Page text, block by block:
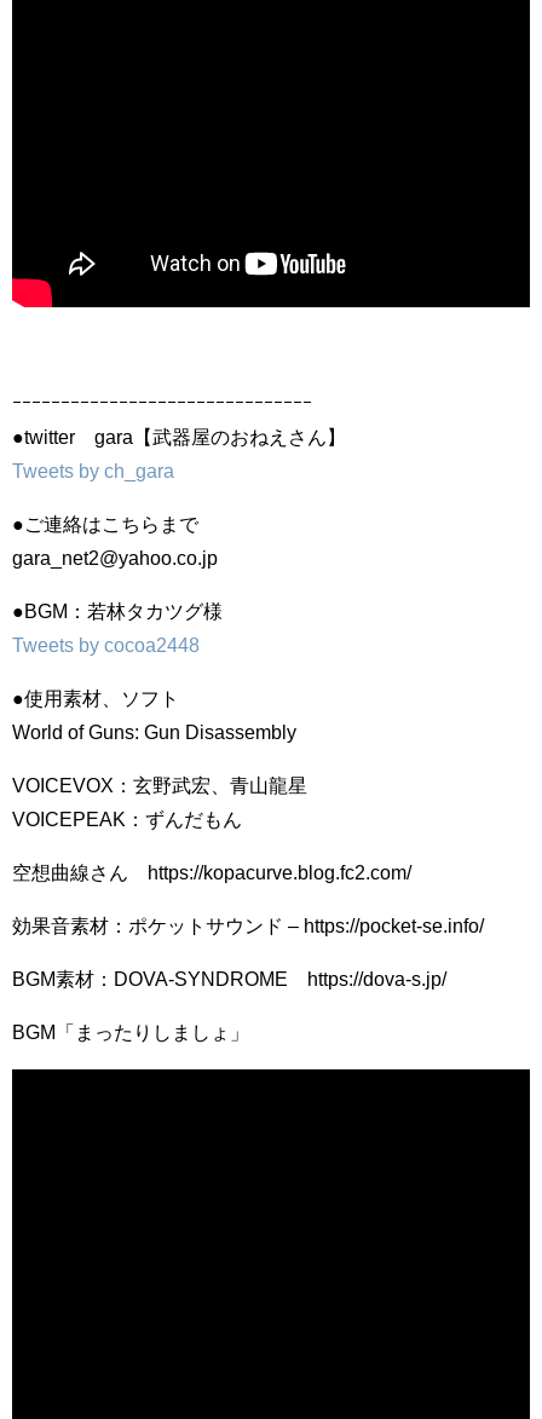
ｰｰｰｰｰｰｰｰｰｰｰｰｰｰｰｰｰｰｰｰｰｰｰｰｰｰｰｰｰｰｰ
●twitter gara【武器屋のおねえさん】
Tweets by ch_gara
●ご連絡はこちらまで
gara_net2@yahoo.co.jp
●BGM：若林タカツグ様
Tweets by cocoa2448
●使用素材、ソフト
World of Guns: Gun Disassembly
VOICEVOX：玄野武宏、青山龍星
VOICEPEAK：ずんだもん
空想曲線さん https://kopacurve.blog.fc2.com/
効果音素材：ポケットサウンド – https://pocket-se.info/
BGM素材：DOVA-SYNDROME https://dova-s.jp/
BGM「まったりしましょ」